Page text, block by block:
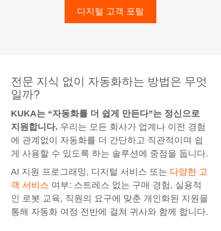
디지털 고객 포털
전문 지식 없이 자동화하는 방법은 무엇
일까?
KUKA는 “자동화를 더 쉽게 만든다”는 정신으로
지원합니다. 우리는 모든 회사가 업계나 이전 경험
에 관계없이 자동화를 더 간단하고 직관적이며 쉽
게 사용할 수 있도록 하는 솔루션에 중점을 둡니다.
AI 지원 프로그래밍, 디지털 서비스 또는 다양한 고
객 서비스 여부: 스트레스 없는 구매 경험, 실용적
인 로봇 교육, 직원의 요구에 맞춘 개인화된 지원을
통해 자동화 여정 전반에 걸쳐 귀사와 함께 합니다.